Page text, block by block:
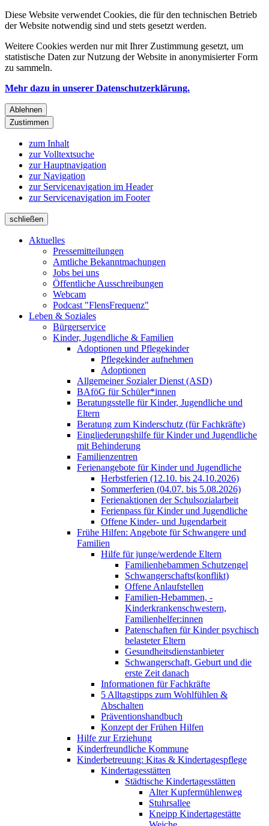
Diese Website verwendet Cookies, die für den technischen Betrieb
der Website notwendig sind und stets gesetzt werden.
Weitere Cookies werden nur mit Ihrer Zustimmung gesetzt, um
statistische Daten zur Nutzung der Website in anonymisierter Form
zu sammeln.
Mehr dazu in unserer Datenschutzerklärung.
Ablehnen
Zustimmen
zum Inhalt
zur Volltextsuche
zur Hauptnavigation
zur Navigation
zur Servicenavigation im Header
zur Servicenavigation im Footer
schließen
Aktuelles
Pressemitteilungen
Amtliche Bekanntmachungen
Jobs bei uns
Öffentliche Ausschreibungen
Webcam
Podcast "FlensFrequenz"
Leben & Soziales
Bürgerservice
Kinder, Jugendliche & Familien
Adoptionen und Pflegekinder
Pflegekinder aufnehmen
Adoptionen
Allgemeiner Sozialer Dienst (ASD)
BAföG für Schüler*innen
Beratungsstelle für Kinder, Jugendliche und
Eltern
Beratung zum Kinderschutz (für Fachkräfte)
Eingliederungshilfe für Kinder und Jugendliche
mit Behinderung
Familienzentren
Ferienangebote für Kinder und Jugendliche
Herbstferien (12.10. bis 24.10.2026)
Sommerferien (04.07. bis 5.08.2026)
Ferienaktionen der Schulsozialarbeit
Ferienpass für Kinder und Jugendliche
Offene Kinder- und Jugendarbeit
Frühe Hilfen: Angebote für Schwangere und
Familien
Hilfe für junge/werdende Eltern
Familienhebammen Schutzengel
Schwangerschafts(konflikt)
Offene Anlaufstellen
Familien-Hebammen, -
Kinderkrankenschwestern,
Familienhelfer:innen
Patenschaften für Kinder psychisch
belasteter Eltern
Gesundheitsdienstanbieter
Schwangerschaft, Geburt und die
erste Zeit danach
Informationen für Fachkräfte
5 Alltagstipps zum Wohlfühlen &
Abschalten
Präventionshandbuch
Konzept der Frühen Hilfen
Hilfe zur Erziehung
Kinderfreundliche Kommune
Kinderbetreuung: Kitas & Kindertagespflege
Kindertagesstätten
Städtische Kindertagesstätten
Alter Kupfermühlenweg
Stuhrsallee
Kneipp Kindertagestätte